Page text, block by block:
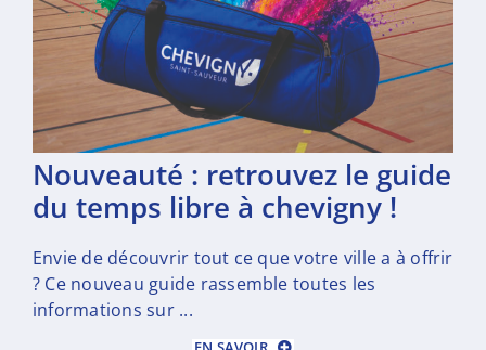
nouveauté : retrouvez le guide
du temps libre à chevigny !
Envie de découvrir tout ce que votre ville a à offrir
? Ce nouveau guide rassemble toutes les
informations sur ...